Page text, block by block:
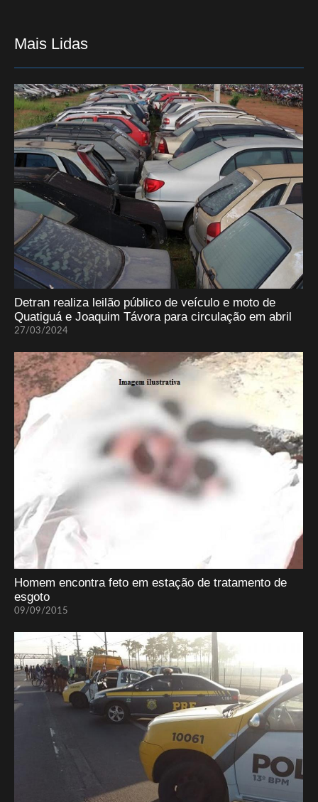
Mais Lidas
Detran realiza leilão público de veículo e moto de
Quatiguá e Joaquim Távora para circulação em abril
27/03/2024
Homem encontra feto em estação de tratamento de
esgoto
09/09/2015